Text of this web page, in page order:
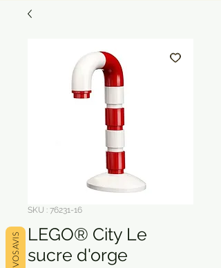
SKU : 76231-16
LEGO® City Le
sucre d'orge
VOS AVIS